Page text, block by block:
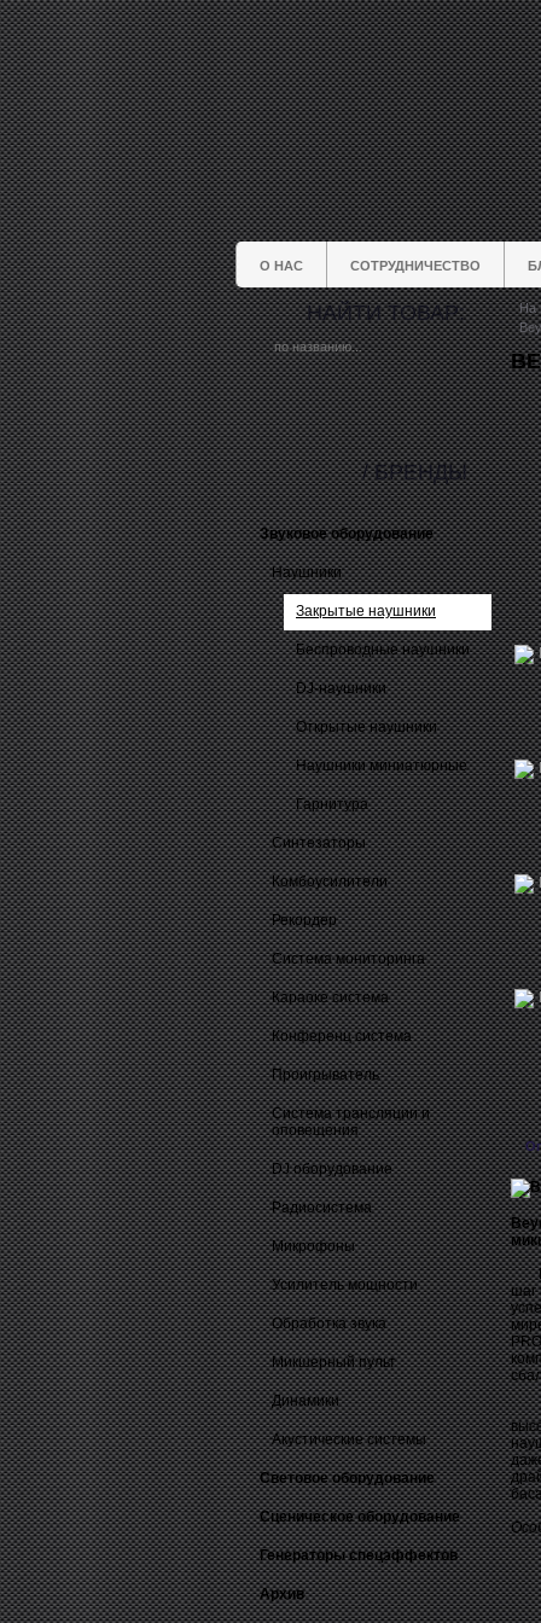
О НАС СОТРУДНИЧЕСТВО
НАЙТИ ТОВАР:
Звуковое оборудование
Наушники
Закрытые наушники
Беспроводные наушники
DJ-наушники
Открытые наушники
Наушники миниатюрные
Гарнитура
Синтезаторы
Комбоусилители
Рекордер
Система мониторинга
Караоке система
Конференц система
Проигрыватель
Система трансляции и
оповещения
DJ оборудование
Радиосистема
Микрофоны
Усилитель мощности
Обработка звука
Микшерный пульт
Динамики
Акустические системы
Световое оборудование
Сценическое оборудование
Генераторы спецэффектов
Архив
/ БРЕНДЫ
На
DT
шаг